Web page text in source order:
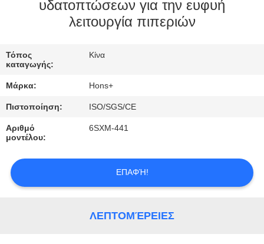
ΈΛΕΓΧΟΣ
ΕΛΆΤΕ
ΣΕ
ΕΠΑΦΉ
ΖΗΤΉΣΤΕ
ΈΝΑ
υδατοπτώσεων για την ευφυή
λειτουργία πιπεριών
Τόπος
καταγωγής:
Κίνα
Μάρκα: Hons+
Πιστοποίηση: ISO/SGS/CE
Αριθμό
μοντέλου:
6SXM-441
ΕΠΑΦΉ!
ΛΕΠΤΟΜΈΡΕΙΕΣ